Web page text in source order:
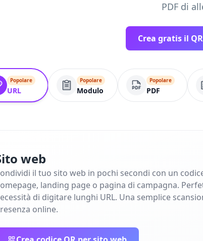
PDF di
Crea gratis il
Popolare
URL
Popolare
Modulo
Popolare
PDF
web
il tuo sito web in pochi secondi con un
landing page o pagina di campagna.
di digitare lunghi URL. Una semplice
online.